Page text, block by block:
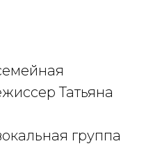
Татьяна
группа